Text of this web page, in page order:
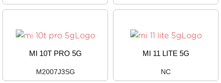
MI 10T PRO 5G
M2007J3SG
MI 11 LITE 5G
NC